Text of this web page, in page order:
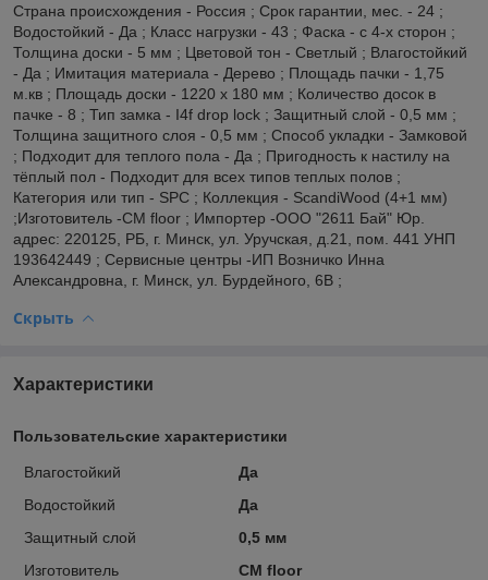
Страна происхождения - Россия ; Срок гарантии, мес. - 24 ;
Водостойкий - Да ; Класс нагрузки - 43 ; Фаска - с 4-х сторон ;
Толщина доски - 5 мм ; Цветовой тон - Светлый ; Влагостойкий
- Да ; Имитация материала - Дерево ; Площадь пачки - 1,75
м.кв ; Площадь доски - 1220 x 180 мм ; Количество досок в
пачке - 8 ; Тип замка - I4f drop lock ; Защитный слой - 0,5 мм ;
Толщина защитного слоя - 0,5 мм ; Способ укладки - Замковой
; Подходит для теплого пола - Да ; Пригодность к настилу на
тёплый пол - Подходит для всех типов теплых полов ;
Категория или тип - SPC ; Коллекция - ScandiWood (4+1 мм)
;Изготовитель -CM floor ; Импортер -ООО "2611 Бай" Юр.
адрес: 220125, РБ, г. Минск, ул. Уручская, д.21, пом. 441 УНП
193642449 ; Сервисные центры -ИП Возничко Инна
Александровна, г. Минск, ул. Бурдейного, 6В ;
Скрыть
Характеристики
Пользовательские характеристики
Влагостойкий
Да
Водостойкий
Да
Защитный слой
0,5 мм
Изготовитель
CM floor